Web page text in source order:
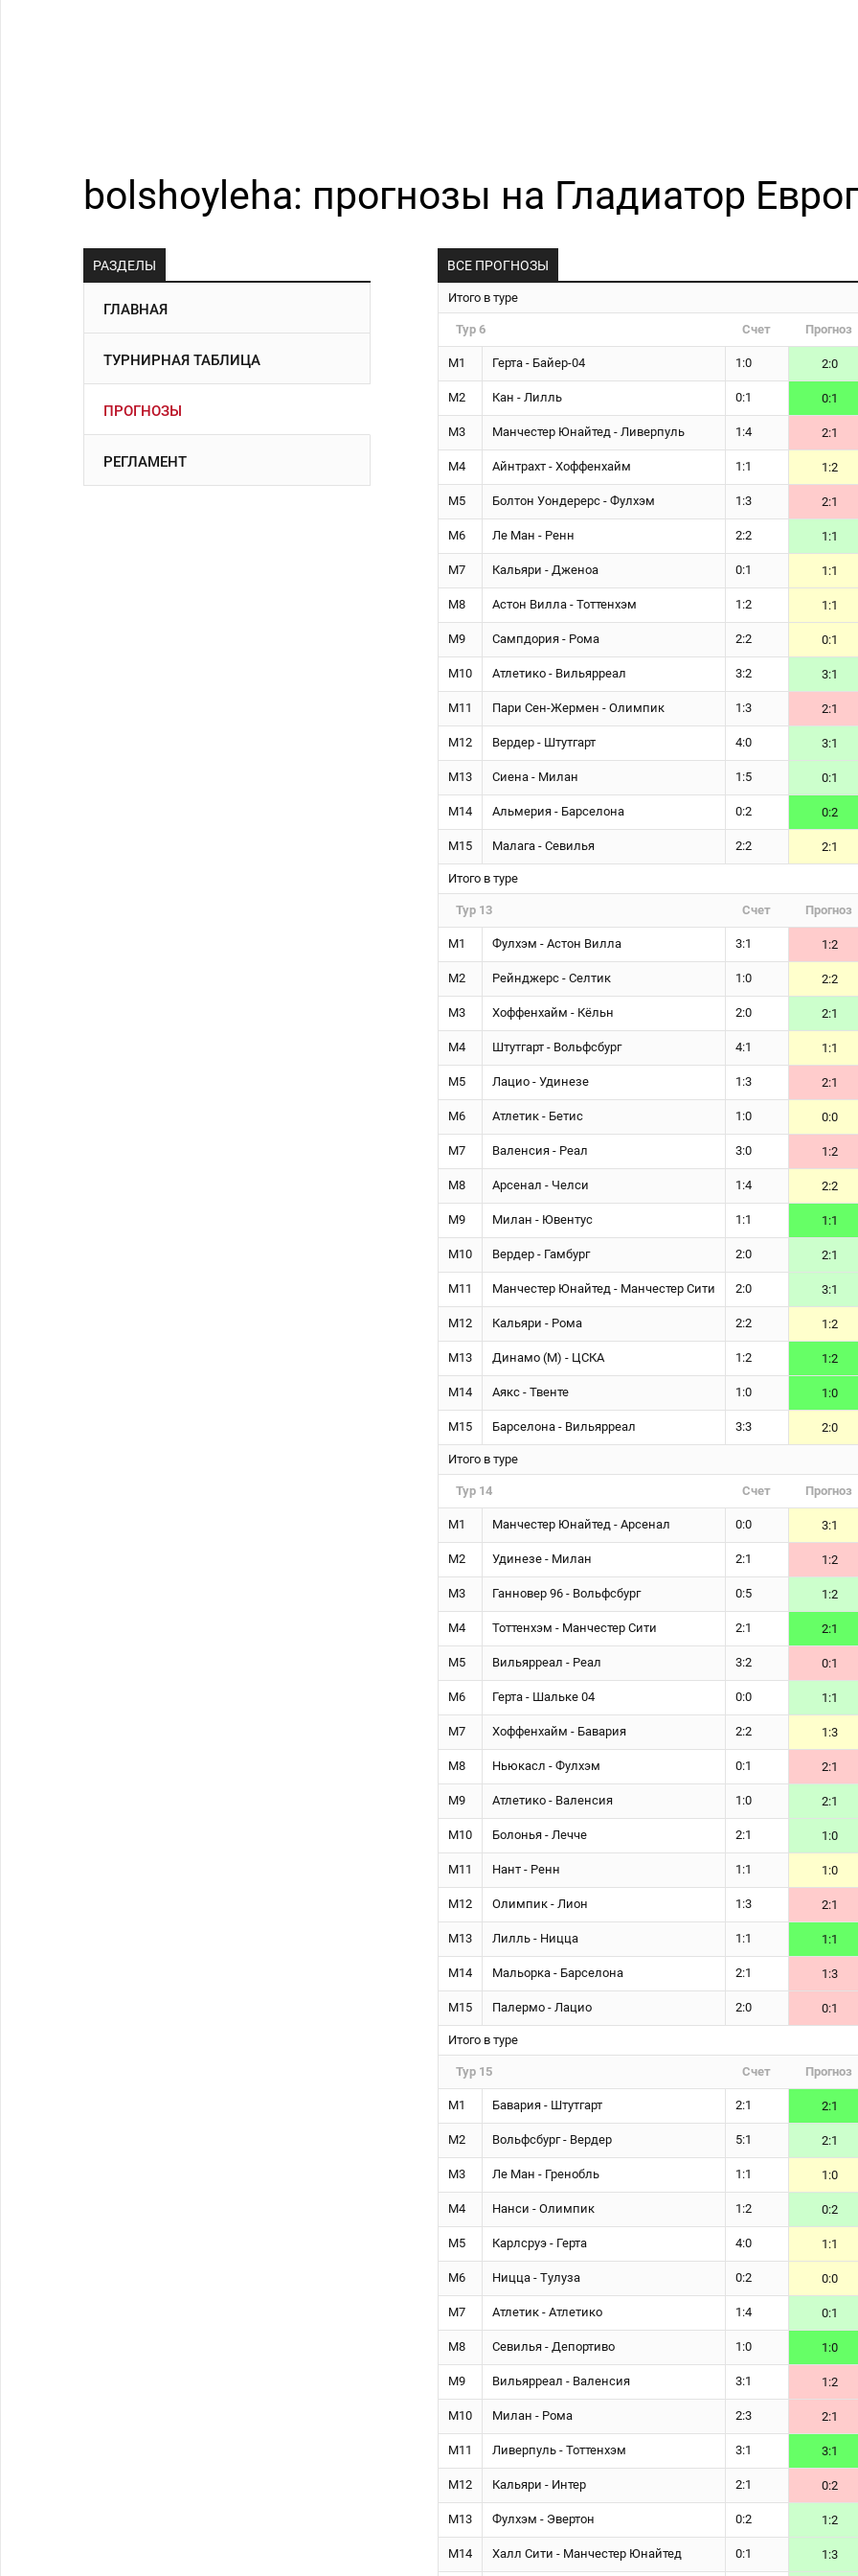
bolshoyleha: прогнозы на Гладиатор
РАЗДЕЛЫ
ГЛАВНАЯ
ТУРНИРНАЯ ТАБЛИЦА
ПРОГНОЗЫ
РЕГЛАМЕНТ
ВСЕ ПРОГНОЗЫ
Итого в туре
Тур 6 Счет Прогноз
М1 Герта - Байер-04 1:0 2:0
М2 Кан - Лилль 0:1 0:1
М3 Манчестер Юнайтед - Ливерпуль 1:4 2:1
М4 Айнтрахт - Хоффенхайм 1:1 1:2
М5 Болтон Уондерерс - Фулхэм 1:3 2:1
М6 Ле Ман - Ренн 2:2 1:1
М7 Кальяри - Дженоа 0:1 1:1
М8 Астон Вилла - Тоттенхэм 1:2 1:1
М9 Сампдория - Рома 2:2 0:1
М10 Атлетико - Вильярреал 3:2 3:1
М11 Пари Сен-Жермен - Олимпик 1:3 2:1
М12 Вердер - Штутгарт 4:0 3:1
М13 Сиена - Милан 1:5 0:1
М14 Альмерия - Барселона 0:2 0:2
М15 Малага - Севилья 2:2 2:1
Итого в туре
Тур 13 Счет Прогноз
М1 Фулхэм - Астон Вилла 3:1 1:2
М2 Рейнджерс - Селтик 1:0 2:2
М3 Хоффенхайм - Кёльн 2:0 2:1
М4 Штутгарт - Вольфсбург 4:1 1:1
М5 Лацио - Удинезе 1:3 2:1
М6 Атлетик - Бетис 1:0 0:0
М7 Валенсия - Реал 3:0 1:2
М8 Арсенал - Челси 1:4 2:2
М9 Милан - Ювентус 1:1 1:1
М10 Вердер - Гамбург 2:0 2:1
М11 Манчестер Юнайтед - Манчестер Сити 2:0 3:1
М12 Кальяри - Рома 2:2 1:2
М13 Динамо (М) - ЦСКА 1:2 1:2
М14 Аякс - Твенте 1:0 1:0
М15 Барселона - Вильярреал 3:3 2:0
Итого в туре
Тур 14 Счет Прогноз
М1 Манчестер Юнайтед - Арсенал 0:0 3:1
М2 Удинезе - Милан 2:1 1:2
М3 Ганновер 96 - Вольфсбург 0:5 1:2
М4 Тоттенхэм - Манчестер Сити 2:1 2:1
М5 Вильярреал - Реал 3:2 0:1
М6 Герта - Шальке 04 0:0 1:1
М7 Хоффенхайм - Бавария 2:2 1:3
М8 Ньюкасл - Фулхэм 0:1 2:1
М9 Атлетико - Валенсия 1:0 2:1
М10 Болонья - Лечче 2:1 1:0
М11 Нант - Ренн 1:1 1:0
М12 Олимпик - Лион 1:3 2:1
М13 Лилль - Ницца 1:1 1:1
М14 Мальорка - Барселона 2:1 1:3
М15 Палермо - Лацио 2:0 0:1
Итого в туре
Тур 15 Счет Прогноз
М1 Бавария - Штутгарт 2:1 2:1
М2 Вольфсбург - Вердер 5:1 2:1
М3 Ле Ман - Гренобль 1:1 1:0
М4 Нанси - Олимпик 1:2 0:2
М5 Карлсруэ - Герта 4:0 1:1
М6 Ницца - Тулуза 0:2 0:0
М7 Атлетик - Атлетико 1:4 0:1
М8 Севилья - Депортиво 1:0 1:0
М9 Вильярреал - Валенсия 3:1 1:2
М10 Милан - Рома 2:3 2:1
М11 Ливерпуль - Тоттенхэм 3:1 3:1
М12 Кальяри - Интер 2:1 0:2
М13 Фулхэм - Эвертон 0:2 1:2
М14 Халл Сити - Манчестер Юнайтед 0:1 1:3